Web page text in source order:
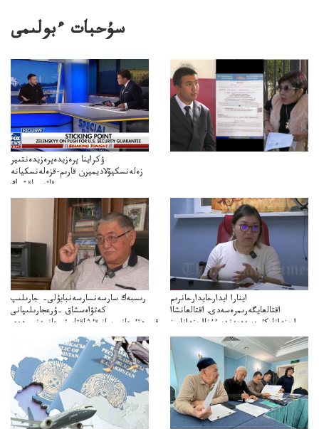
سۇحبات ءبولىمى
ۋكراينا پرەزيدەپرەزيدەنتىير
زەلەنسكيۆلاديميرن قارىم-قزەلەنسكيانە
قاۋىپساقشىك
كپەنلدىكقارىمتۋرالىقاتىناسىىلدىردىجانەقاۋىپسىزدىككەپىلدىكتەرىتۋرالىپىكىرءبىلدىردى
رىسبەك سارسەنسارسەنبايۇلى– جارىلىپ
كەتۋاەسشاق –ۇرعجارىلىپانى
قۇشاكەتۋگەتىرعانمشاقبىردتۇرعانبومبانىقۇشاقتاپوتىرعانمەنبىردەي
اينارا ايدارحايدارحانرىم
اقتالعايگەرىمرەسەدى. اقتالعانشاا
ارىزدانامكۇرەسەدىەندىبۇۇناارىزدانامىز